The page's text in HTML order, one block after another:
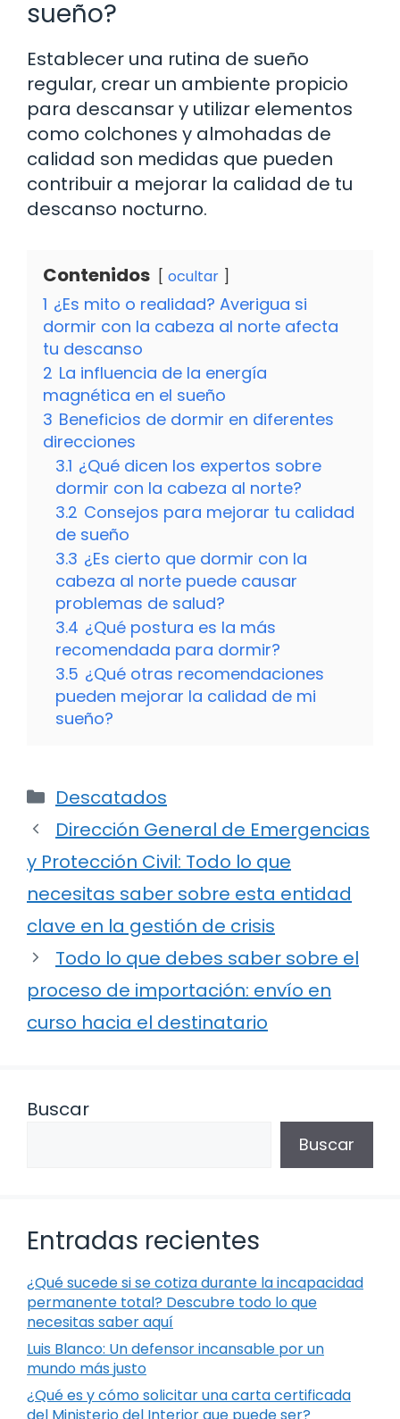
sueño?
Establecer una rutina de sueño
regular, crear un ambiente propicio
para descansar y utilizar elementos
como colchones y almohadas de
calidad son medidas que pueden
contribuir a mejorar la calidad de tu
descanso nocturno.
Contenidos ocultar
1 ¿Es mito o realidad? Averigua si
dormir con la cabeza al norte afecta
tu descanso
2 La influencia de la energía
magnética en el sueño
3 Beneficios de dormir en diferentes
direcciones
3.1 ¿Qué dicen los expertos sobre
dormir con la cabeza al norte?
3.2 Consejos para mejorar tu calidad
de sueño
3.3 ¿Es cierto que dormir con la
cabeza al norte puede causar
problemas de salud?
3.4 ¿Qué postura es la más
recomendada para dormir?
3.5 ¿Qué otras recomendaciones
pueden mejorar la calidad de mi
sueño?
Categorías
Descatados
Dirección General de Emergencias
y Protección Civil: Todo lo que
necesitas saber sobre esta entidad
clave en la gestión de crisis
Todo lo que debes saber sobre el
proceso de importación: envío en
curso hacia el destinatario
Buscar
Buscar
Entradas recientes
¿Qué sucede si se cotiza durante la incapacidad
permanente total? Descubre todo lo que
necesitas saber aquí
Luis Blanco: Un defensor incansable por un
mundo más justo
¿Qué es y cómo solicitar una carta certificada
del Ministerio del Interior que puede ser?